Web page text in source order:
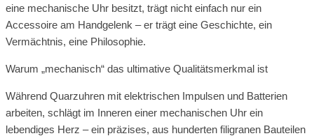
eine mechanische Uhr besitzt, trägt nicht einfach nur ein
Accessoire am Handgelenk – er trägt eine Geschichte, ein
Vermächtnis, eine Philosophie.
Warum „mechanisch“ das ultimative Qualitätsmerkmal ist
Während Quarzuhren mit elektrischen Impulsen und Batterien
arbeiten, schlägt im Inneren einer mechanischen Uhr ein
lebendiges Herz – ein präzises, aus hunderten filigranen Bauteilen